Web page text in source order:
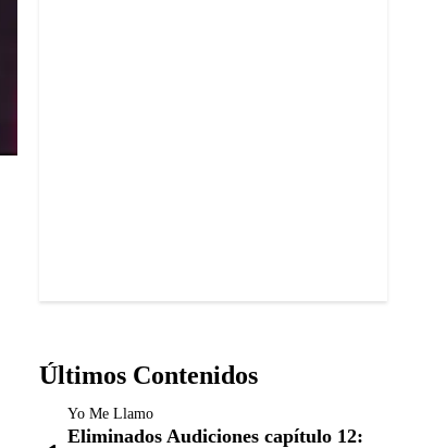
Últimos Contenidos
Yo Me Llamo
Eliminados Audiciones capítulo 12: